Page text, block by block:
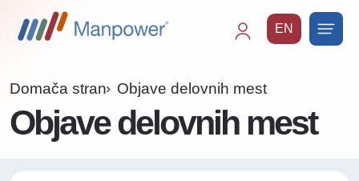
EN
Domača stran Objave delovnih mest
Objave delovnih mest